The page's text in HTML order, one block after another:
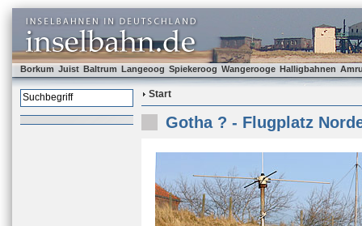
Borkum Juist Baltrum Langeoog Spiekeroog Wangerooge Halligbahnen
Start
Gotha ? - Flugplatz